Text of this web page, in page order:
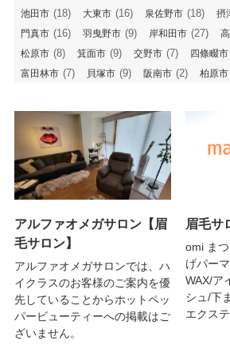
池田市 (18) 大東市 (16) 泉佐野市 (18) 摂
門真市 (16) 羽曳野市 (9) 岸和田市 (27)
松原市 (8) 箕面市 (9) 交野市 (7) 四條畷市
富田林市 (7) 貝塚市 (9) 阪南市 (2) 柏原市
アルファオメガサロン【眉
毛サロン】
アルファオメガサロンでは、ハ
イクラスのお客様のご案内を優
先していることからホットペッ
パービューティーへの掲載はご
ざいません。
眉毛サ
omi ま
げパー
WAX/ア
シュ/下
エクステ